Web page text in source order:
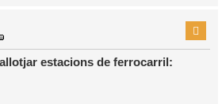
estacions de ferrocarril: